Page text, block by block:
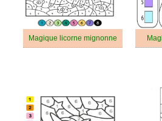
Magique licorne mignonne